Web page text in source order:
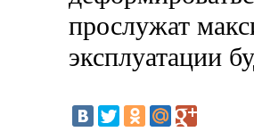
прослужат
эксплуатации